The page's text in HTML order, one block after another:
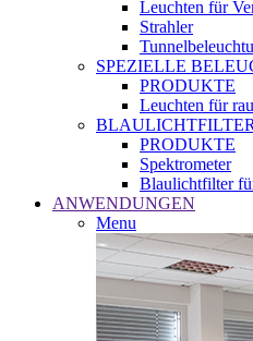
Leuchten für
Strahler
SPEZIELLE
PRODUKTE
Leuchten für
BLAULICHTFILTER
PRODUKTE
Spektrometer
Blaulichtfilter
ANWENDUNGEN
Menu